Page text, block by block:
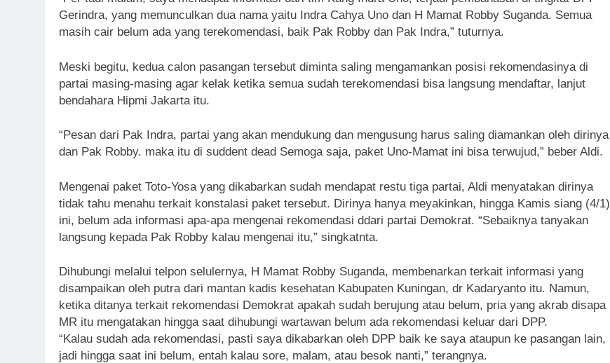
Gerindra, yang memunculkan dua nama yaitu Indra Cahya Uno dan H Mamat Robby Suganda. Semua
masih cair belum ada yang terekomendasi, baik Pak Robby dan Pak Indra,” tuturnya.
Meski begitu, kedua calon pasangan tersebut diminta saling mengamankan posisi rekomendasinya di
partai masing-masing agar kelak ketika semua sudah terekomendasi bisa langsung mendaftar, lanjut
bendahara Hipmi Jakarta itu.
“Pesan dari Pak Indra, partai yang akan mendukung dan mengusung harus saling diamankan oleh dirinya
dan Pak Robby. maka itu di suddent dead Semoga saja, paket Uno-Mamat ini bisa terwujud,” beber Aldi.
Mengenai paket Toto-Yosa yang dikabarkan sudah mendapat restu tiga partai, Aldi menyatakan dirinya
tidak tahu menahu terkait konstalasi paket tersebut. Dirinya hanya meyakinkan, hingga Kamis siang (4/1)
ini, belum ada informasi apa-apa mengenai rekomendasi ddari partai Demokrat. “Sebaiknya tanyakan
langsung kepada Pak Robby kalau mengenai itu,” singkatnta.
Dihubungi melalui telpon selulernya, H Mamat Robby Suganda, membenarkan terkait informasi yang
disampaikan oleh putra dari mantan kadis kesehatan Kabupaten Kuningan, dr Kadaryanto itu. Namun,
ketika ditanya terkait rekomendasi Demokrat apakah sudah berujung atau belum, pria yang akrab disapa
MR itu mengatakan hingga saat dihubungi wartawan belum ada rekomendasi keluar dari DPP.
“Kalau sudah ada rekomendasi, pasti saya dikabarkan oleh DPP baik ke saya ataupun ke pasangan lain,
jadi hingga saat ini belum, entah kalau sore, malam, atau besok nanti,” terangnya.